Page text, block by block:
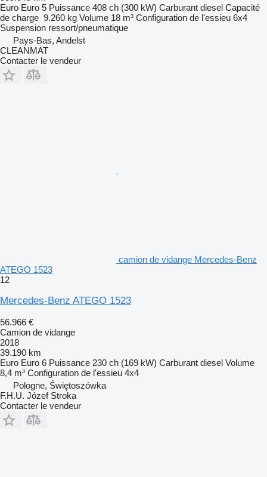
Euro Euro 5 Puissance 408 ch (300 kW) Carburant diesel Capacité
de charge 9.260 kg Volume 18 m³ Configuration de l'essieu 6x4
Suspension ressort/pneumatique
Pays-Bas, Andelst
CLEANMAT
Contacter le vendeur
camion de vidange Mercedes-Benz
ATEGO 1523
12
Mercedes-Benz ATEGO 1523
56.966 €
Camion de vidange
2018
39.190 km
Euro Euro 6 Puissance 230 ch (169 kW) Carburant diesel Volume
8,4 m³ Configuration de l'essieu 4x4
Pologne, Świętoszówka
F.H.U. Józef Stroka
Contacter le vendeur